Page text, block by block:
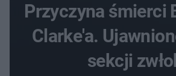
Przyczyna śmierci
Clarke'a.
sekcji